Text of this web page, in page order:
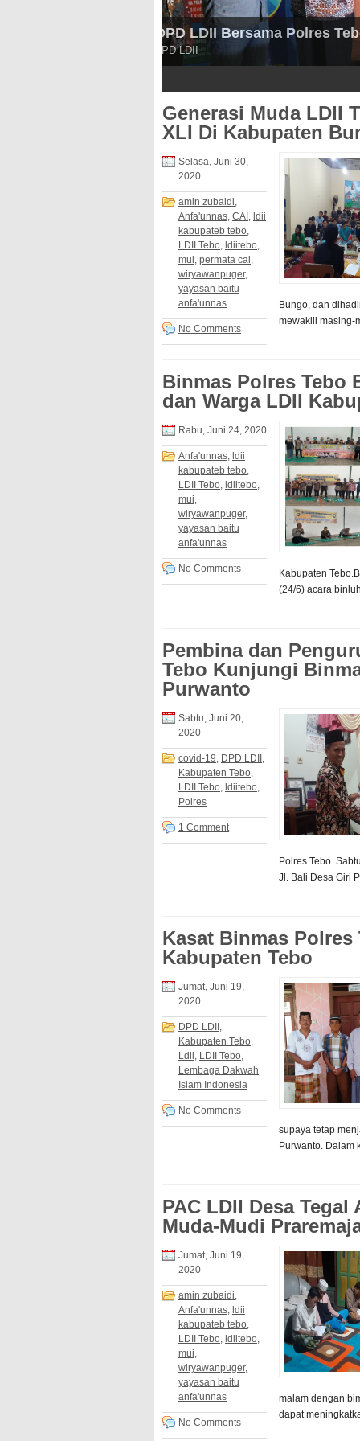
Kakan Kesbangpol Tebo
Pererat Silaturahim
Kakan Kesbangpol Bersama Ketua -
Generasi Muda LDII
XLI Di Kabupaten
Selasa, Juni 30,
2020
amin zubaidi,
Anfa'unnas, CAI , ldii
kabupateb tebo,
LDII Tebo, ldiitebo,
mui, permata cai,
wiryawanpuger,
yayasan baitu
anfa'unnas
No Comments
Bungo, dan
mewakili masing-
Binmas Polres Tebo
dan Warga LDII
Rabu, Juni 24, 2020
Anfa'unnas, ldii
kabupateb tebo,
LDII Tebo, ldiitebo,
mui,
wiryawanpuger,
yayasan baitu
anfa'unnas
No Comments
Kabupaten
(24/6) acara
Pembina dan
Tebo Kunjungi
Purwanto
Sabtu, Juni 20,
2020
covid-19, DPD LDII ,
Kabupaten Tebo,
LDII Tebo, ldiitebo,
Polres
1 Comment
Polres Tebo.
Jl. Bali Desa Giri
Kasat Binmas
Kabupaten Tebo
Jumat, Juni 19,
2020
DPD LDII ,
Kabupaten Tebo,
Ldii, LDII Tebo,
Lembaga Dakwah
Islam Indonesia
No Comments
supaya tetap
Purwanto. Dalam
PAC LDII Desa
Muda-Mudi
Jumat, Juni 19,
2020
amin zubaidi,
Anfa'unnas, ldii
kabupateb tebo,
LDII Tebo, ldiitebo,
mui,
wiryawanpuger,
yayasan baitu
anfa'unnas
No Comments
malam dengan
dapat